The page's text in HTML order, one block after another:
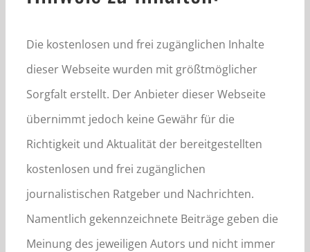
Die kostenlosen und frei zugänglichen Inhalte
dieser Webseite wurden mit größtmöglicher
Sorgfalt erstellt. Der Anbieter dieser Webseite
übernimmt jedoch keine Gewähr für die
Richtigkeit und Aktualität der bereitgestellten
kostenlosen und frei zugänglichen
journalistischen Ratgeber und Nachrichten.
Namentlich gekennzeichnete Beiträge geben die
Meinung des jeweiligen Autors und nicht immer